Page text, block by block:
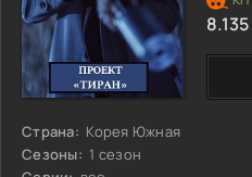
Страна: Корея Южная
Сезоны: 1 сезон
8.135